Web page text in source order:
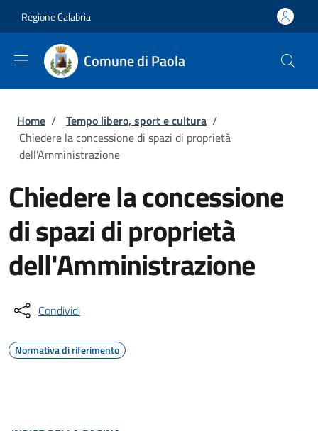
Regione Calabria
Comune di Paola
Briciole di pane
Home / Tempo libero, sport e cultura /
Chiedere la concessione di spazi di proprietà
dell'Amministrazione
Chiedere la concessione
di spazi di proprietà
dell'Amministrazione
Condividi
Normativa di riferimento